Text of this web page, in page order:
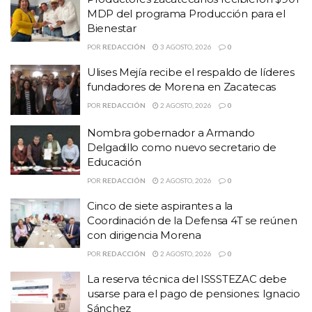
¡Así de mal concluye este sexenio!
Noemí Luna
Diputada Federal
Temas: #Abuso presupuestal por caprichos
En el acto, la presidenta de la mesa directiva, afirmó que
Alejandro Armenta ganó la gubernatura de Puebla con base de
mucho trabajo, pues empezó desde abajo y se reconstruyó para
Ana Lilia Rivera destacó que, como habitante de Tlaxcala, siente
MDP del programa Producción para el
Bienestar
POR REDACCIÓN 3 AGOSTO, 2026 0
Ulises Mejía recibe el respaldo de líderes
fundadores de Morena en Zacatecas
POR REDACCIÓN 2 AGOSTO, 2026 0
Nombra gobernador a Armando
Delgadillo como nuevo secretario de
Educación
POR REDACCIÓN 2 AGOSTO, 2026 0
Cinco de siete aspirantes a la
Coordinación de la Defensa 4T se reúnen
con dirigencia Morena
POR REDACCIÓN 2 AGOSTO, 2026 0
La reserva técnica del ISSSTEZAC debe
usarse para el pago de pensiones: Ignacio
Sánchez